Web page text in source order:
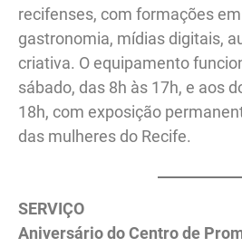
recifenses, com formações
gastronomia, mídias digitais,
criativa. O equipamento
sábado, das 8h às 17h, e aos
18h, com exposição
das mulheres do Recife.
SERVIÇO
Aniversário do Centro de